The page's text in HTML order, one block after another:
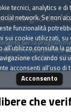
Consiglio dei
per la
della politica
delle Delibere CIPE dal
che
tecnici, analytics e
network. Se non
funzionalità
sui cookie utilizzati,
all'utilizzo consulta la
cliccando su
acconsenti all'uso di
Acconsento